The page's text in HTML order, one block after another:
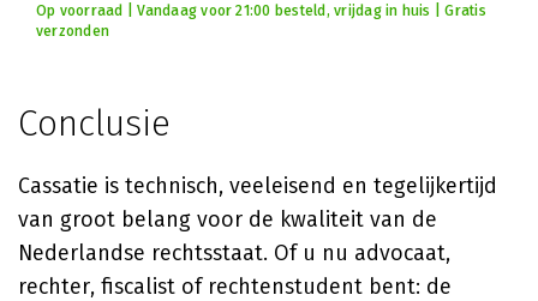
Op voorraad | Vandaag voor 21:00 besteld, vrijdag in huis | Gratis
verzonden
Conclusie
Cassatie is technisch, veeleisend en tegelijkertijd
van groot belang voor de kwaliteit van de
Nederlandse rechtsstaat. Of u nu advocaat,
rechter, fiscalist of rechtenstudent bent: de